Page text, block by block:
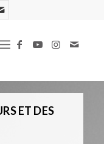
ET DES